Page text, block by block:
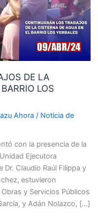
DE LA
LOS
Ahora / Noticia de
con la presencia de la
Ejecutora
Claudio Raúl Filippa y
estuvieron
y Servicios Públicos
y Adán Nolazco, […]